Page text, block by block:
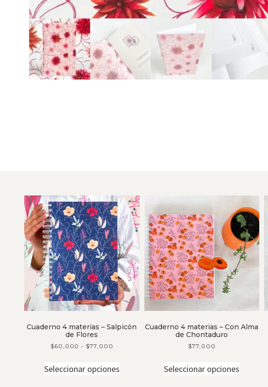
Cuaderno 4 materias – Salpicón
de Flores
$60,000 - $77,000
Seleccionar opciones
Cuaderno 4 materias – Con Alma
de Chontaduro
$77,000
Seleccionar opciones